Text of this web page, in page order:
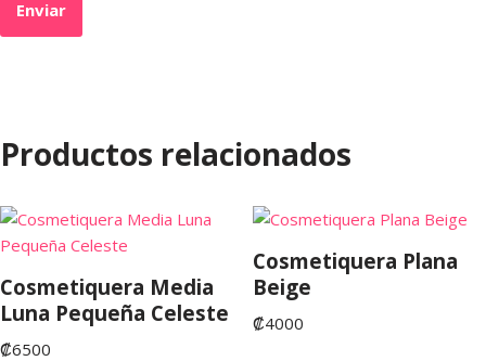
Productos relacionados
Cosmetiquera Media
Luna Pequeña Celeste
₡6500
Cosmetiquera Plana
Beige
₡4000